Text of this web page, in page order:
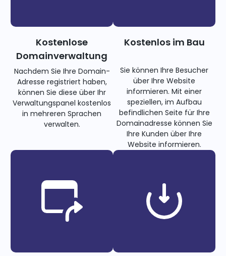
Kostenlose
Domainverwaltung
Nachdem Sie Ihre Domain-
Adresse registriert haben,
können Sie diese über Ihr
Verwaltungspanel kostenlos
in mehreren Sprachen
verwalten.
Kostenlos im Bau
Sie können Ihre Besucher
über Ihre Website
informieren. Mit einer
speziellen, im Aufbau
befindlichen Seite für Ihre
Domainadresse können Sie
Ihre Kunden über Ihre
Website informieren.